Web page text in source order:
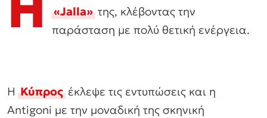
«Jalla»της, κλέβοντας την
παράσταση με πολύ θετική ενέργεια.
ΗΚύπροςέκλεψε τις εντυπώσεις και η
Αntigoni με την μοναδική της σκηνική